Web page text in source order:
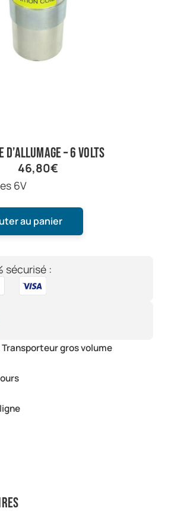
d’allumage – 6 volts
46,80€
6V
au panier
sécurisé :
gros volume